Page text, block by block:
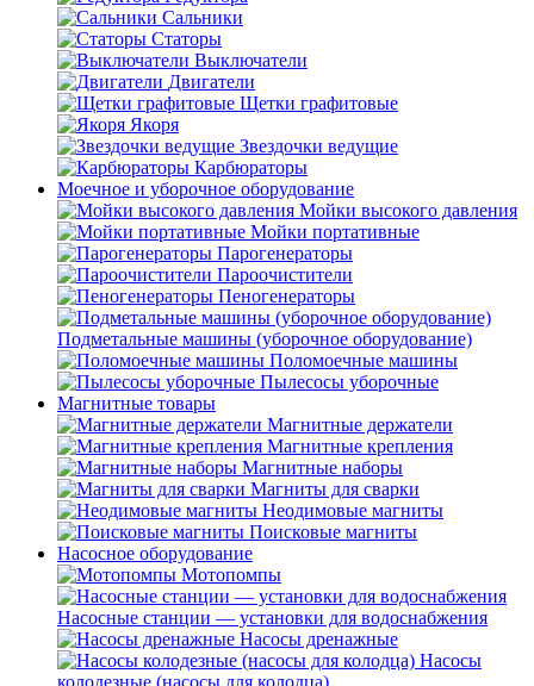
Сальники
Статоры
Выключатели
Двигатели
Щетки графитовые
Якоря
Звездочки ведущие
Карбюраторы
Моечное и уборочное оборудование
Мойки высокого давления
Мойки портативные
Парогенераторы
Пароочистители
Пеногенераторы
Подметальные машины (уборочное оборудование)
Поломоечные машины
Пылесосы уборочные
Магнитные товары
Магнитные держатели
Магнитные крепления
Магнитные наборы
Магниты для сварки
Неодимовые магниты
Поисковые магниты
Насосное оборудование
Мотопомпы
Насосные станции — установки для водоснабжения
Насосы дренажные
Насосы
колодезные (насосы для колодца)